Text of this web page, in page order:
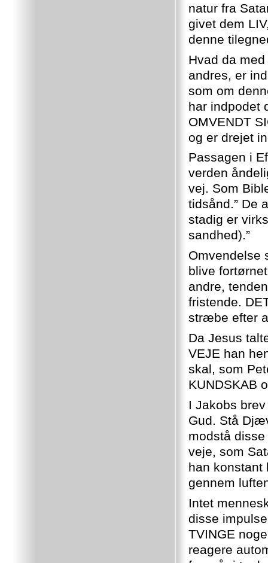
natur fra
givet dem
denne
Hvad da
andres, er
som om
har indpodet
OMVENDT
og er drejet
Passagen i
verden
vej. Som
tidsånd.” De
stadig er
sandhed).”
Omvendelse
blive
andre,
fristende.
stræbe efter
Da Jesus
VEJE han
skal, som
KUNDSKAB
I Jakobs
Gud. Stå
modstå
veje, som
han konstant
gennem
Intet
disse
TVINGE
reagere